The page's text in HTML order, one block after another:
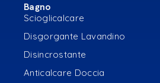
Bagno
Scioglicalcare
Disgorgante Lavandino
Disincrostante
Anticalcare Doccia